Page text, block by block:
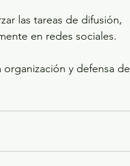
las tareas de difusión,
en redes sociales.
y defensa del